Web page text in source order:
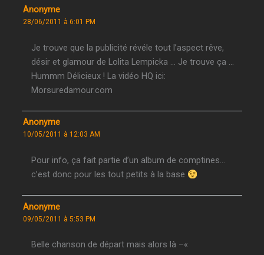
Anonyme
28/06/2011 à 6:01 PM
Je trouve que la publicité révéle tout l’aspect rêve,
désir et glamour de Lolita Lempicka … Je trouve ça …
Hummm Délicieux ! La vidéo HQ ici:
Morsuredamour.com
Anonyme
10/05/2011 à 12:03 AM
Pour info, ça fait partie d’un album de comptines…
c’est donc pour les tout petits à la base
Anonyme
09/05/2011 à 5:53 PM
Belle chanson de départ mais alors là –«